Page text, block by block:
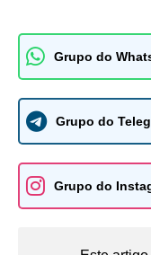
Grupo do
Grupo do
Grupo do